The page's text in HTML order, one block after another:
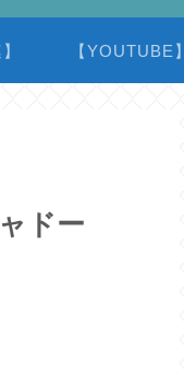
【YOUTUBE】
ドー